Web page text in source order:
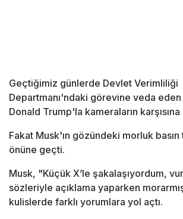
Geçtiğimiz günlerde Devlet Verimliliği
Departmanı'ndaki görevine veda eden
Donald Trump'la kameraların
Fakat Musk'ın gözündeki morluk basın
önüne geçti.
Musk, "Küçük X’le şakalaşıyordum,
sözleriyle açıklama yaparken
kulislerde farklı yorumlara yol açtı.